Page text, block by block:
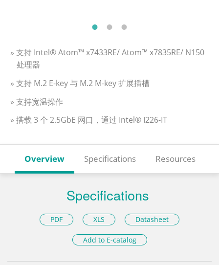
» 支持 Intel® Atom™ x7433RE/ Atom™ x7835RE/ N150
处理器
» 支持 M.2 E-key 与 M.2 M-key 扩展插槽
» 支持宽温操作
» 搭载 3 个 2.5GbE 网口，通过 Intel® I226-IT
Overview Specifications Resources
Specifications
PDF XLS Datasheet
Add to E-catalog